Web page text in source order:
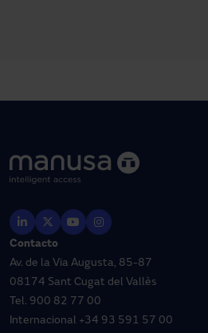
Contacto
Av. de la Via Augusta, 85-87
08174 Sant Cugat del Vallès
Tel. 900 82 77 00
Internacional +34 93 591 57 00